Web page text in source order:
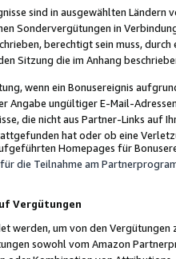
sind in ausgewählten Ländern
Sondervergütungen in
berechtigt sein muss,
Sitzung die im Anhang
wenn ein Bonusereignis
Angabe ungültiger E-Mail-
die nicht aus Partner-Links auf
hat oder ob eine
Homepages für
die Teilnahme am
Vergütungen
werden, um von den
sowohl vom Amazon